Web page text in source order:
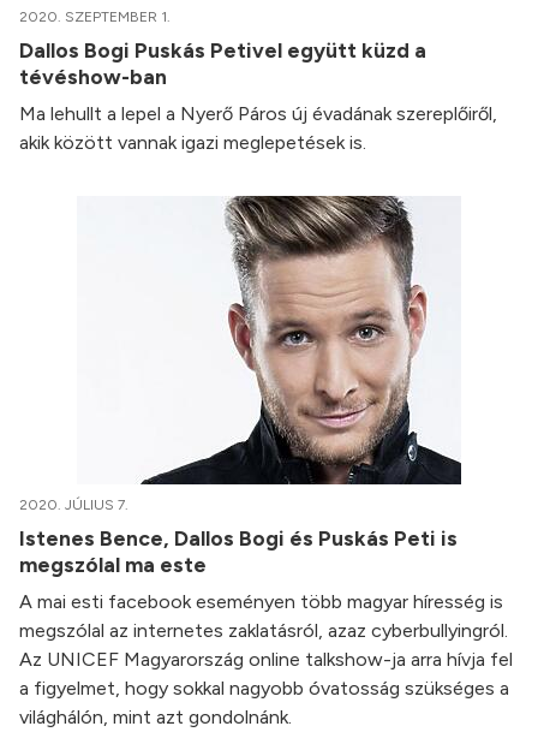
2020. SZEPTEMBER 1.
Dallos Bogi Puskás Petivel együtt küzd a
tévéshow-ban
Ma lehullt a lepel a Nyerő Páros új évadának szereplőiről,
akik között vannak igazi meglepetések is.
2020. JÚLIUS 7.
Istenes Bence, Dallos Bogi és Puskás Peti is
megszólal ma este
A mai esti facebook eseményen több magyar híresség is
megszólal az internetes zaklatásról, azaz cyberbullyingról.
Az UNICEF Magyarország online talkshow-ja arra hívja fel
a figyelmet, hogy sokkal nagyobb óvatosság szükséges a
világhálón, mint azt gondolnánk.